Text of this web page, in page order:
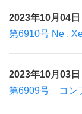
2023年10月04
第6910号 Ne ,
2023年10月03
第6909号 コン